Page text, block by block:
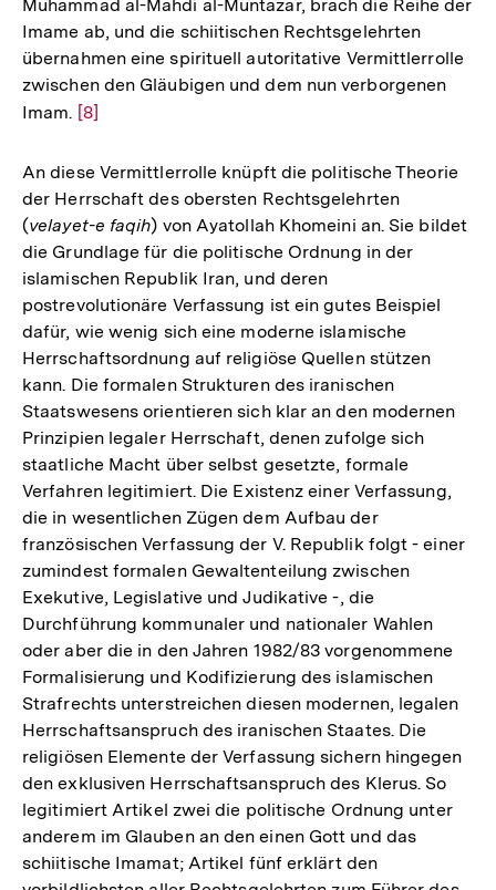
Muhammad al-Mahdi al-Muntazar, brach die Reihe der
Imame ab, und die schiitischen Rechtsgelehrten
übernahmen eine spirituell autoritative Vermittlerrolle
zwischen den Gläubigen und dem nun verborgenen
Imam. Zur
der
Fußnote
[8]
An diese Vermittlerrolle knüpft die politische Theorie
der Herrschaft des obersten Rechtsgelehrten
(velayet-e faqih) von Ayatollah Khomeini an. Sie bildet
die Grundlage für die politische Ordnung in der
islamischen Republik Iran, und deren
postrevolutionäre Verfassung ist ein gutes Beispiel
dafür, wie wenig sich eine moderne islamische
Herrschaftsordnung auf religiöse Quellen stützen
kann. Die formalen Strukturen des iranischen
Staatswesens orientieren sich klar an den modernen
Prinzipien legaler Herrschaft, denen zufolge sich
staatliche Macht über selbst gesetzte, formale
Verfahren legitimiert. Die Existenz einer Verfassung,
die in wesentlichen Zügen dem Aufbau der
französischen Verfassung der V. Republik folgt - einer
zumindest formalen Gewaltenteilung zwischen
Exekutive, Legislative und Judikative -, die
Durchführung kommunaler und nationaler Wahlen
oder aber die in den Jahren 1982/83 vorgenommene
Formalisierung und Kodifizierung des islamischen
Strafrechts unterstreichen diesen modernen, legalen
Herrschaftsanspruch des iranischen Staates. Die
religiösen Elemente der Verfassung sichern hingegen
den exklusiven Herrschaftsanspruch des Klerus. So
legitimiert Artikel zwei die politische Ordnung unter
anderem im Glauben an den einen Gott und das
schiitische Imamat; Artikel fünf erklärt den